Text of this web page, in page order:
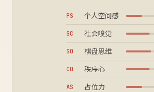
PS 个人空间感
SC 社会嗅觉
SO 棋盘思维
CO 秩序心
AS 占位力